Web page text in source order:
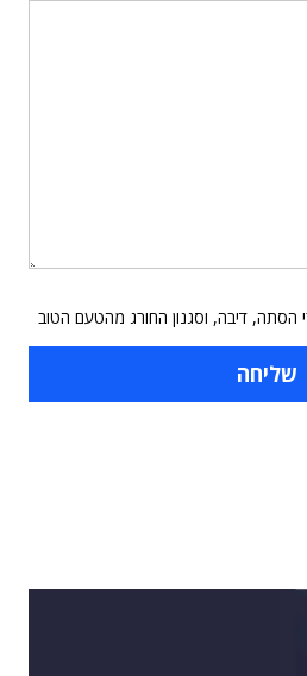
הסתה, דיבה, וסגנון החורג מהטעם הטוב